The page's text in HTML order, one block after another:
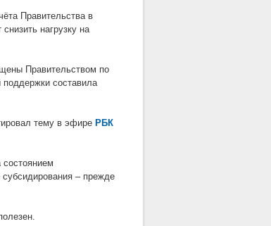
Правительства в
нагрузку на
Правительством по
составила
тему в эфиреРБК
состоянием
– прежде